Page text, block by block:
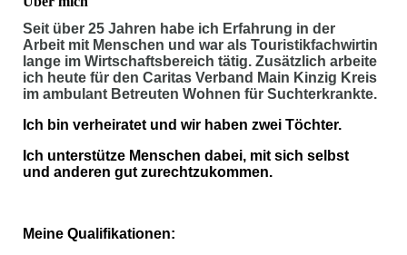
Seit über 25 Jahren habe ich Erfahrung in der
Arbeit mit Menschen und war als Touristikfachwirtin
lange im Wirtschaftsbereich tätig. Zusätzlich arbeite
ich heute für den Caritas Verband Main Kinzig Kreis
im ambulant Betreuten Wohnen für Suchterkrankte.
Ich bin verheiratet und wir haben zwei Töchter.
Ich unterstütze Menschen dabei, mit sich selbst
und anderen gut zurechtzukommen.
Meine Qualifikationen: